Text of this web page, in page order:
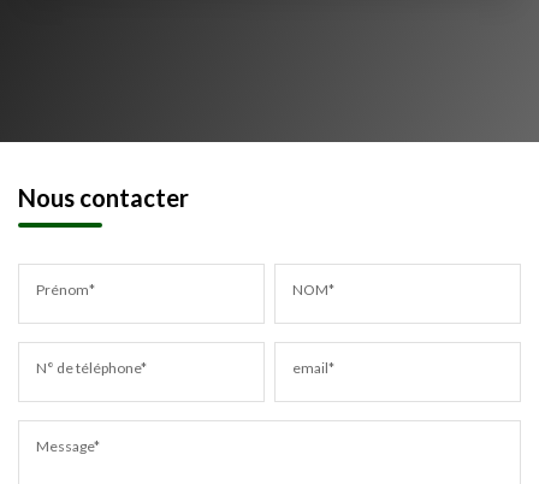
Nous contacter
Prénom* NOM*
N° de téléphone* email*
Message*